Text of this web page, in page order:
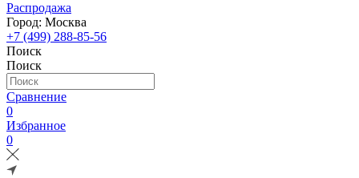
Распродажа
Город: Москва
+7 (499) 288-85-56
Поиск
Поиск
Сравнение
0
Избранное
0